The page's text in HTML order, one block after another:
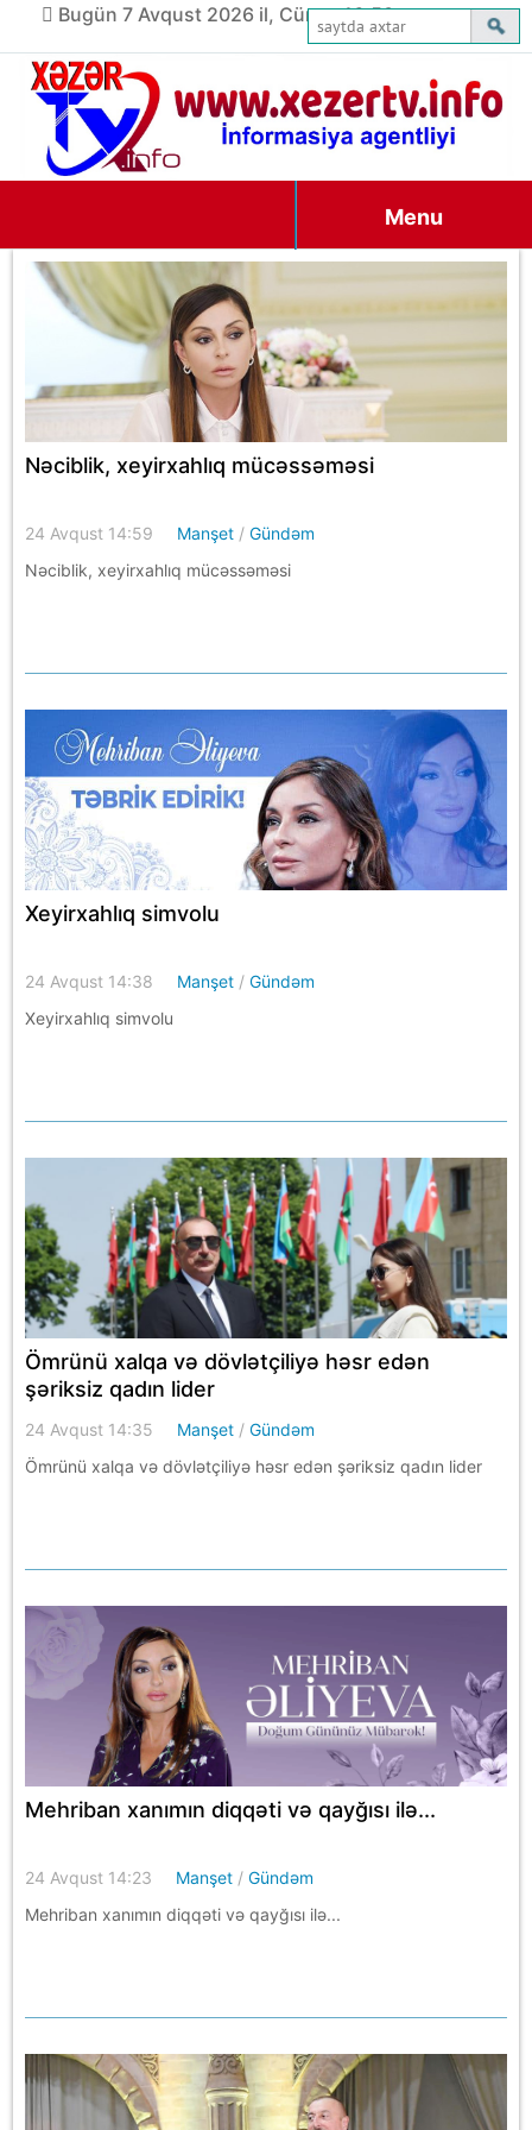
Bugün 7 Avqust 2026 il, Cümə, 16:50
Menu
Nəciblik, xeyirxahlıq mücəssəməsi
24 Avqust 14:59 Manşet /Gündəm
Nəciblik, xeyirxahlıq mücəssəməsi
Xeyirxahlıq simvolu
24 Avqust 14:38 Manşet /Gündəm
Xeyirxahlıq simvolu
Ömrünü xalqa və dövlətçiliyə həsr edən
şəriksiz qadın lider
24 Avqust 14:35 Manşet /Gündəm
Ömrünü xalqa və dövlətçiliyə həsr edən şəriksiz qadın lider
Mehriban xanımın diqqəti və qayğısı ilə...
24 Avqust 14:23 Manşet /Gündəm
Mehriban xanımın diqqəti və qayğısı ilə...